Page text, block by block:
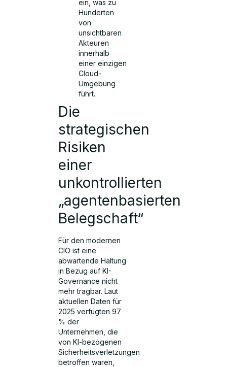
ein, was zu
Hunderten
von
unsichtbaren
Akteuren
innerhalb
einer einzigen
Cloud-
Umgebung
führt.
Die
strategischen
Risiken
einer
unkontrollierten
„agentenbasierten
Belegschaft“
Für den modernen
CIO ist eine
abwartende Haltung
in Bezug auf KI-
Governance nicht
mehr tragbar. Laut
aktuellen Daten für
2025 verfügten 97
% der
Unternehmen, die
von KI-bezogenen
Sicherheitsverletzungen
betroffen waren,